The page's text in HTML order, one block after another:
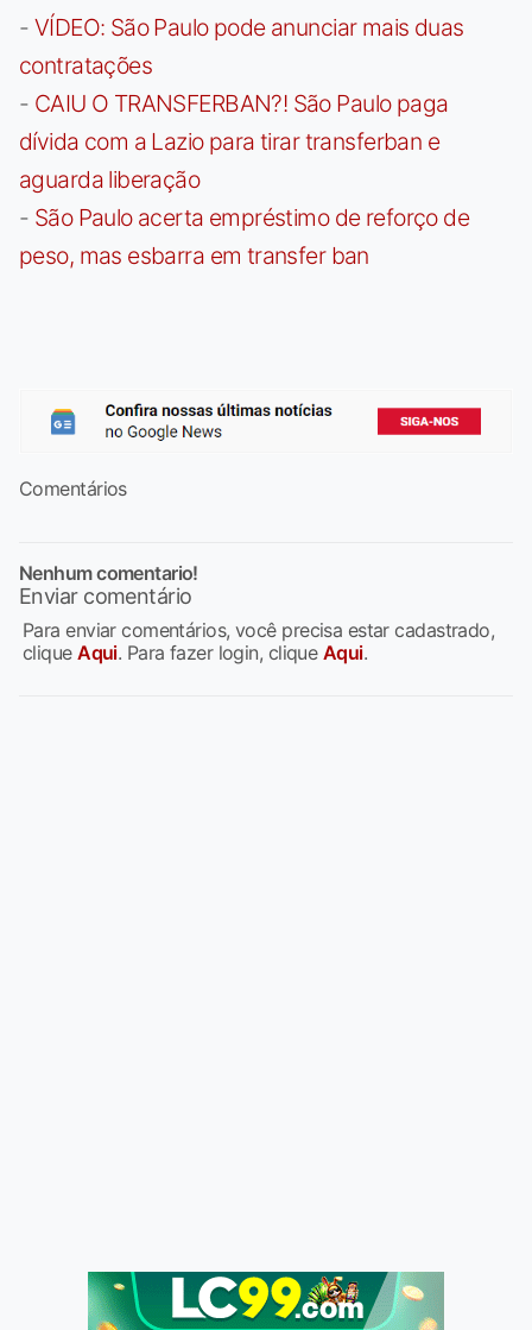
- VÍDEO: São Paulo pode anunciar mais duas
contratações
- CAIU O TRANSFERBAN?! São Paulo paga
dívida com a Lazio para tirar transferban e
aguarda liberação
- São Paulo acerta empréstimo de reforço de
peso, mas esbarra em transfer ban
Comentários
Nenhum comentario!
Enviar comentário
Para enviar comentários, você precisa estar cadastrado,
cliqueAqui. Para fazer login, clique Aqui.